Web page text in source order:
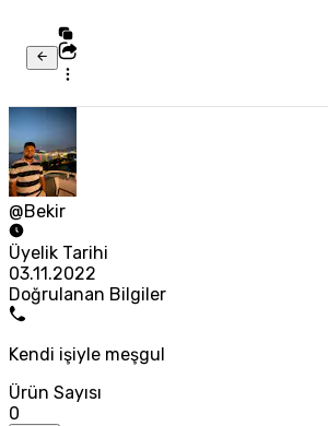
@Bekir
Üyelik Tarihi
03.11.2022
Doğrulanan Bilgiler
Kendi işiyle meşgul
Ürün Sayısı
0